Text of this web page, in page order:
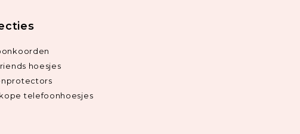
hoesjes
telefoonhoesjes